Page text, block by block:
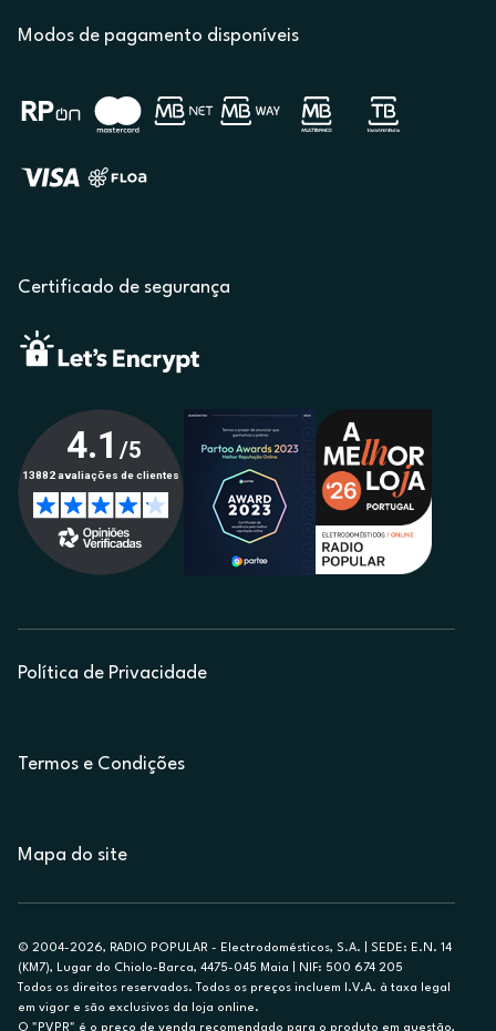
Modos de pagamento disponíveis
Certificado de segurança
Política de Privacidade
Termos e Condições
Mapa do site
© 2004-2026, RADIO POPULAR - Electrodomésticos, S.A. | SEDE: E.N. 14
(KM7), Lugar do Chiolo-Barca, 4475-045 Maia | NIF: 500 674 205
Todos os direitos reservados. Todos os preços incluem I.V.A. à taxa legal
em vigor e são exclusivos da loja online.
O "PVPR" é o preço de venda recomendado para o produto em questão,